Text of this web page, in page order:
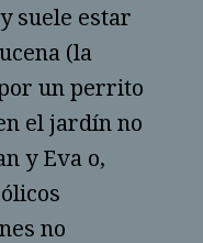
suele estar
(la
un perrito
el jardín no
y Eva o,
no